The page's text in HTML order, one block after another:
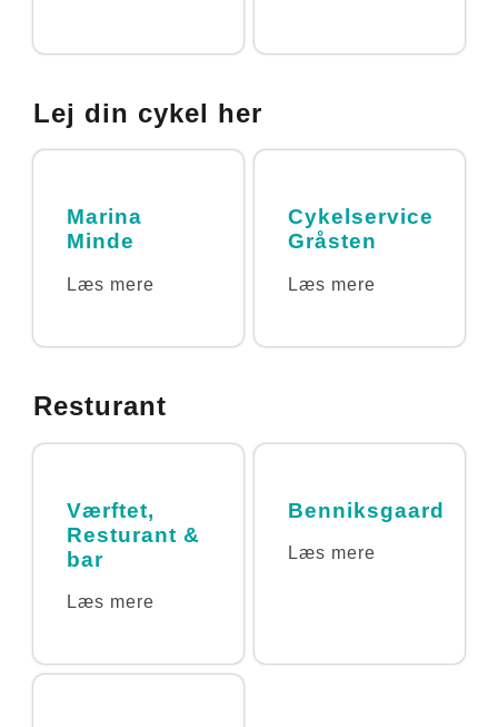
Lej din cykel her
Marina
Minde
Læs mere
Cykelservice
Gråsten
Læs mere
Resturant
Værftet,
Resturant &
bar
Læs mere
Benniksgaard
Læs mere